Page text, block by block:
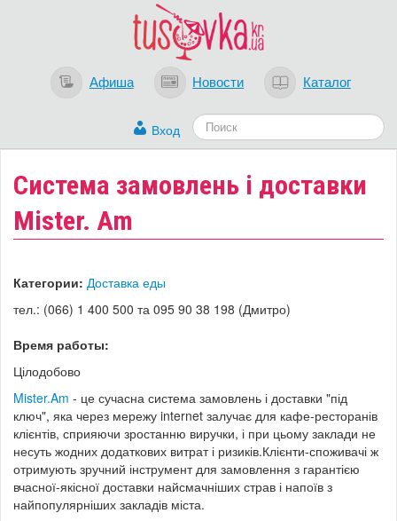
Афиша Новости Каталог
Вход
Система замовлень і доставки
Mister. Am
Категории: Доставка еды
тел.: (066) 1 400 500 та 095 90 38 198 (Дмитро)
Время работы:
Цілодобово
Mister.Am - це сучасна система замовлень і доставки "під
ключ", яка через мережу internet залучає для кафе-ресторанів
клієнтів, сприяючи зростанню виручки, і при цьому заклади не
несуть жодних додаткових витрат і ризиків.Клієнти-споживачі ж
отримують зручний інструмент для замовлення з гарантією
вчасної-якісної доставки найсмачніших страв і напоїв з
найпопулярніших закладів міста.